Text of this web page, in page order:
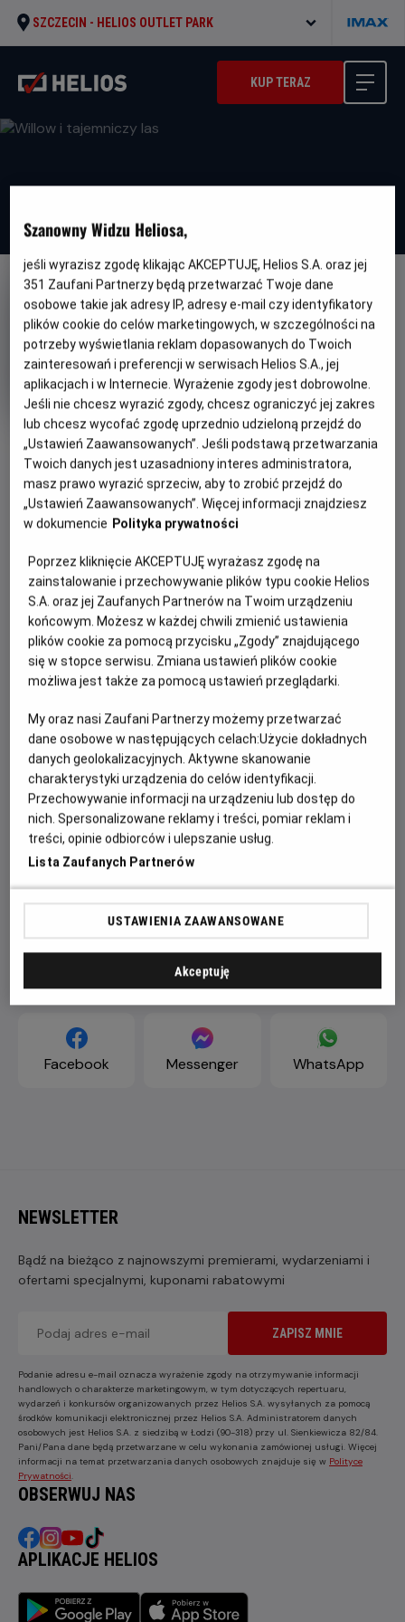
SZCZECIN - HELIOS OUTLET PARK
KUP TERAZ
DUBBING
OBSERWUJ
Willow i tajemniczy las
Oryginalny
tytuł
Ein Mädchen namens Willow Gatunek
Familijny
Minimalny
wiek
Od 6 lat
Czas
trwania
100 min
Kraj
i
rok
produkcji
Niemcy
PREMIERA
REŻYSERIA
Mike Marzuk
SCENARIUSZ
Gesa Scheibner
WIĘCEJ SZCZEGÓŁÓW
OPIS FILMU
Willow odziedziczyła nie tylko majątek po swej babci, ale
także magiczne moce. Niestety jej ojciec planuje sprzedać
las, z którego wywodzi się cała magia. Wraz z trzema
innymi czarownicami postanawiają uratować czarodziejską
krainę.
ZAPROŚ ZNAJOMYCH
Facebook Messenger WhatsApp
NEWSLETTER
Bądź na bieżąco z najnowszymi premierami, wydarzeniami i
ofertami specjalnymi, kuponami rabatowymi
ZAPISZ MNIE
Podanie adresu e-mail oznacza wyrażenie zgody na otrzymywanie informacji
handlowych o charakterze marketingowym, w tym dotyczących repertuaru,
wydarzeń i konkursów organizowanych przez Helios S.A. wysyłanych za pomocą
środków komunikacji elektronicznej przez Helios S.A. Administratorem danych
osobowych jest Helios S.A. z siedzibą w Łodzi (90-318) przy ul. Sienkiewicza 82/84.
Pani/Pana dane będą przetwarzane w celu wykonania zamówionej usługi. Więcej
informacji na temat przetwarzania danych osobowych znajduje się w Polityce
Prywatności
OBSERWUJ NAS
APLIKACJE HELIOS
Szanowny Widzu Heliosa,
jeśli wyrazisz zgodę klikając AKCEPTUJĘ, Helios S.A. oraz jej
351 Zaufani Partnerzy będą przetwarzać Twoje dane
osobowe takie jak adresy IP, adresy e-mail czy identyfikatory
plików cookie do celów marketingowych, w szczególności na
potrzeby wyświetlania reklam dopasowanych do Twoich
zainteresowań i preferencji w serwisach Helios S.A., jej
aplikacjach i w Internecie. Wyrażenie zgody jest dobrowolne.
Jeśli nie chcesz wyrazić zgody, chcesz ograniczyć jej zakres
lub chcesz wycofać zgodę uprzednio udzieloną przejdź do
„Ustawień Zaawansowanych”. Jeśli podstawą przetwarzania
Twoich danych jest uzasadniony interes administratora,
masz prawo wyrazić sprzeciw, aby to zrobić przejdź do
„Ustawień Zaawansowanych”. Więcej informacji znajdziesz
w dokumencie Polityka prywatności
Poprzez kliknięcie AKCEPTUJĘ wyrażasz zgodę na
zainstalowanie i przechowywanie plików typu cookie Helios
S.A. oraz jej Zaufanych Partnerów na Twoim urządzeniu
końcowym. Możesz w każdej chwili zmienić ustawienia
plików cookie za pomocą przycisku „Zgody” znajdującego
się w stopce serwisu. Zmiana ustawień plików cookie
możliwa jest także za pomocą ustawień przeglądarki.
My oraz nasi Zaufani Partnerzy możemy przetwarzać
dane osobowe w następujących celach:Użycie dokładnych
danych geolokalizacyjnych. Aktywne skanowanie
charakterystyki urządzenia do celów identyfikacji.
Przechowywanie informacji na urządzeniu lub dostęp do
nich. Spersonalizowane reklamy i treści, pomiar reklam i
treści, opinie odbiorców i ulepszanie usług.
Lista Zaufanych Partnerów
USTAWIENIA ZAAWANSOWANE
Akceptuję